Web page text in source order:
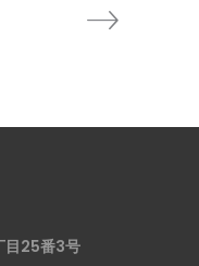
目25番3号